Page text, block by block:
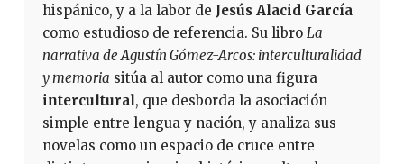
hispánico, y a la labor de Jesús Alacid García
como estudioso de referencia. Su libro La
narrativa de Agustín Gómez-Arcos: interculturalidad
y memoria sitúa al autor como una figura
intercultural , que desborda la asociación
simple entre lengua y nación, y analiza sus
novelas como un espacio de cruce entre